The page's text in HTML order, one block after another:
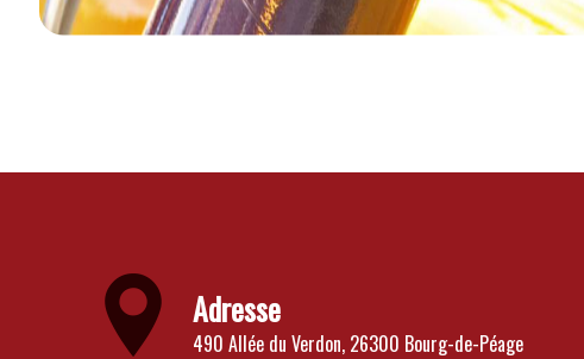
Adresse
490 Allée du Verdon, 26300 Bourg-de-Péage